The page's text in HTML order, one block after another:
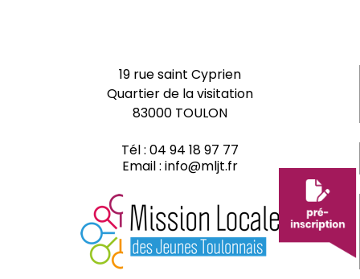
19 rue saint Cyprien
Quartier de la visitation
83000 TOULON
Tél : 04 94 18 97 77
Email : info@mljt.fr